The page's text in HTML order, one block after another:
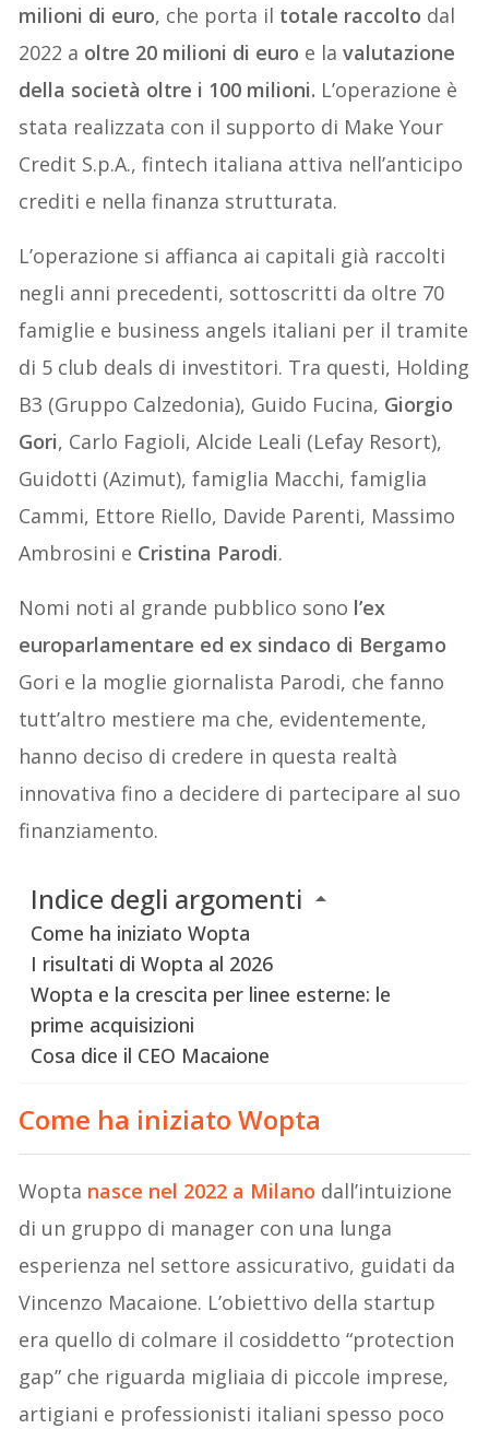
milioni di euro, che porta il totale raccolto dal
2022 a oltre 20 milioni di euro e lavalutazione
della società oltre i 100 milioni. L’operazione è
stata realizzata con il supporto di Make Your
Credit S.p.A., fintech italiana attiva nell’anticipo
crediti e nella finanza strutturata.
L’operazione si affianca ai capitali già raccolti
negli anni precedenti, sottoscritti da oltre 70
famiglie e business angels italiani per il tramite
di 5 club deals di investitori. Tra questi, Holding
B3 (Gruppo Calzedonia), Guido Fucina, Giorgio
Gori, Carlo Fagioli, Alcide Leali (Lefay Resort),
Guidotti (Azimut), famiglia Macchi, famiglia
Cammi, Ettore Riello, Davide Parenti, Massimo
Ambrosini e Cristina Parodi.
Nomi noti al grande pubblico sono l’ex
europarlamentare ed ex sindaco di Bergamo
Gori e la moglie giornalista Parodi, che fanno
tutt’altro mestiere ma che, evidentemente,
hanno deciso di credere in questa realtà
innovativa fino a decidere di partecipare al suo
finanziamento.
Indice degli argomenti
Come ha iniziato Wopta
I risultati di Wopta al 2026
Wopta e la crescita per linee esterne: le
prime acquisizioni
Cosa dice il CEO Macaione
Come ha iniziato Wopta
Wopta nasce nel 2022 a Milano dall’intuizione
di un gruppo di manager con una lunga
esperienza nel settore assicurativo, guidati da
Vincenzo Macaione. L’obiettivo della startup
era quello di colmare il cosiddetto “protection
gap” che riguarda migliaia di piccole imprese,
artigiani e professionisti italiani spesso poco